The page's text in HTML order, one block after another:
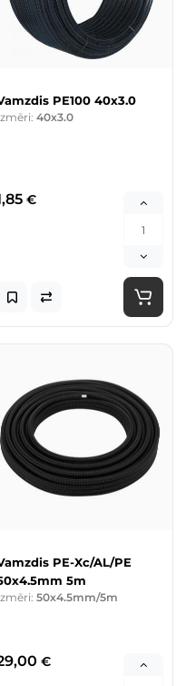
PE100 40x3.0
40x3.0
€
PE-Xc/AL/PE
5m
50x4.5mm/5m
€